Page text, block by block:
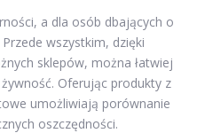
a dla osób dbających o
wszystkim, dzięki
sklepów, można łatwiej
Oferując produkty z
umożliwiają porównanie
oszczędności.